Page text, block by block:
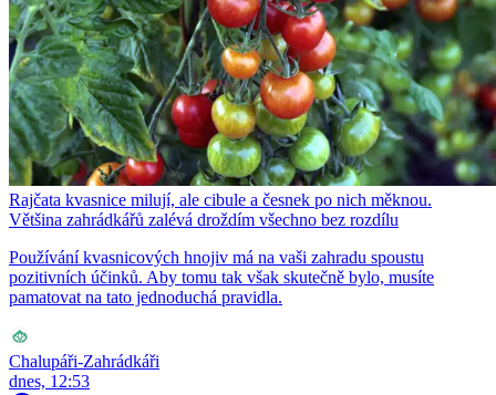
Rajčata kvasnice milují, ale cibule a česnek po nich měknou.
Většina zahrádkářů zalévá droždím všechno bez rozdílu
Používání kvasnicových hnojiv má na vaši zahradu spoustu
pozitivních účinků. Aby tomu tak však skutečně bylo, musíte
pamatovat na tato jednoduchá pravidla.
Chalupáři-Zahrádkáři
dnes, 12:53